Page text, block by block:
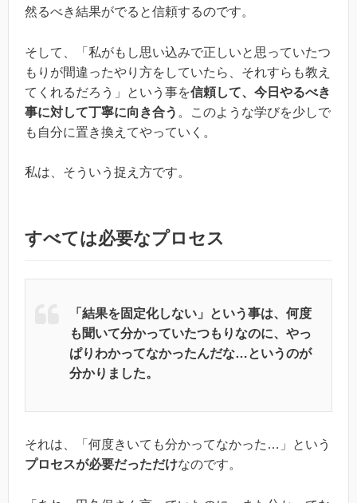
然るべき結果がでると信頼するのです。
そして、「私がもし思い込みで正しいと思っていたつ
もりが間違ったやり方をしていたら、それすらも教え
てくれるだろう」という事を信頼して、今日やるべき
事に対して丁寧に向き合う 。このような学びを少しで
も自分に置き換えてやっていく。
私は、そういう捉え方です。
すべては必要なプロセス
「結果を固定化しない」という事は、何度
も聞いて分かっていたつもりなのに、やっ
ぱりわかってなかったんだな…というのが
分かりました。
それは、「何度きいても分かってなかった…」という
プロセスが必要だっただけなのです。